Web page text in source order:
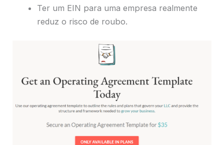
Ter um EIN para uma empresa realmente
reduz o risco de roubo.